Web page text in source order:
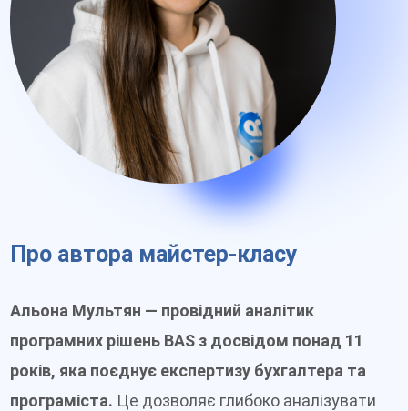
Про автора майстер-класу
Альона Мультян — провідний аналітик
програмних рішень BAS з досвідом понад 11
років, яка поєднує експертизу бухгалтера та
програміста. Це дозволяє глибоко аналізувати